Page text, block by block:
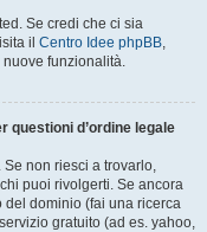
Se credi che ci sia
il Centro Idee phpBB,
funzionalità.
questioni d’ordine legale
Se non riesci a trovarlo,
puoi rivolgerti. Se ancora
del dominio (fai una ricerca
gratuito (ad es. yahoo,